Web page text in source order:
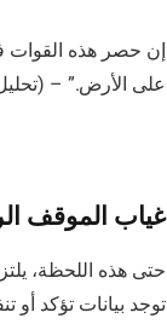
إن حصر هذه القوات
على الأرض.” –
غياب الموقف
حتى هذه اللحظة،
توجد بيانات تؤكد